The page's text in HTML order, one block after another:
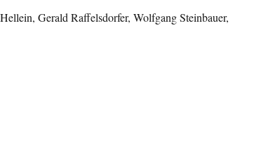
Gerald Raffelsdorfer, Wolfgang Steinbauer,